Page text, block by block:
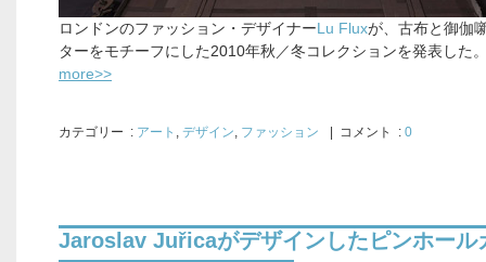
ロンドンのファッション・デザイナーLu Fluxが、古布と御伽
ターをモチーフにした2010年秋／冬コレクションを発表した
more>>
カテゴリー : アート , デザイン, ファッション | コメント : 0
Jaroslav Juřicaがデザインしたピンホール